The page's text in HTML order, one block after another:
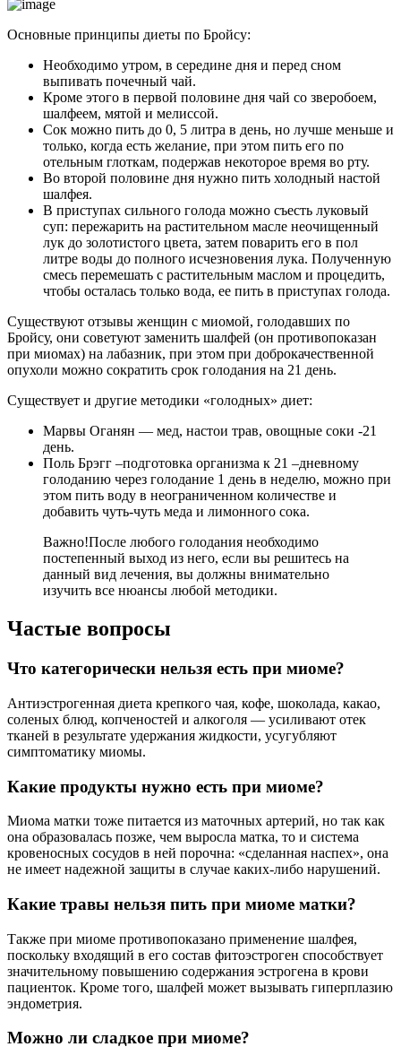
Основные принципы диеты по Бройсу:
Необходимо утром, в середине дня и перед сном
выпивать почечный чай.
Кроме этого в первой половине дня чай со зверобоем,
шалфеем, мятой и мелиссой.
Сок можно пить до 0, 5 литра в день, но лучше меньше и
только, когда есть желание, при этом пить его по
отельным глоткам, подержав некоторое время во рту.
Во второй половине дня нужно пить холодный настой
шалфея.
В приступах сильного голода можно съесть луковый
суп: пережарить на растительном масле неочищенный
лук до золотистого цвета, затем поварить его в пол
литре воды до полного исчезновения лука. Полученную
смесь перемешать с растительным маслом и процедить,
чтобы осталась только вода, ее пить в приступах голода.
Существуют отзывы женщин с миомой, голодавших по
Бройсу, они советуют заменить шалфей (он противопоказан
при миомах) на лабазник, при этом при доброкачественной
опухоли можно сократить срок голодания на 21 день.
Существует и другие методики «голодных» диет:
Марвы Оганян — мед, настои трав, овощные соки -21
день.
Поль Брэгг –подготовка организма к 21 –дневному
голоданию через голодание 1 день в неделю, можно при
этом пить воду в неограниченном количестве и
добавить чуть-чуть меда и лимонного сока.
Важно!После любого голодания необходимо
постепенный выход из него, если вы решитесь на
данный вид лечения, вы должны внимательно
изучить все нюансы любой методики.
Частые вопросы
Что категорически нельзя есть при миоме?
Антиэстрогенная диета крепкого чая, кофе, шоколада, какао,
соленых блюд, копченостей и алкоголя — усиливают отек
тканей в результате удержания жидкости, усугубляют
симптоматику миомы.
Какие продукты нужно есть при миоме?
Миома матки тоже питается из маточных артерий, но так как
она образовалась позже, чем выросла матка, то и система
кровеносных сосудов в ней порочна: «сделанная наспех», она
не имеет надежной защиты в случае каких-либо нарушений.
Какие травы нельзя пить при миоме матки?
Также при миоме противопоказано применение шалфея,
поскольку входящий в его состав фитоэстроген способствует
значительному повышению содержания эстрогена в крови
пациенток. Кроме того, шалфей может вызывать гиперплазию
эндометрия.
Можно ли сладкое при миоме?